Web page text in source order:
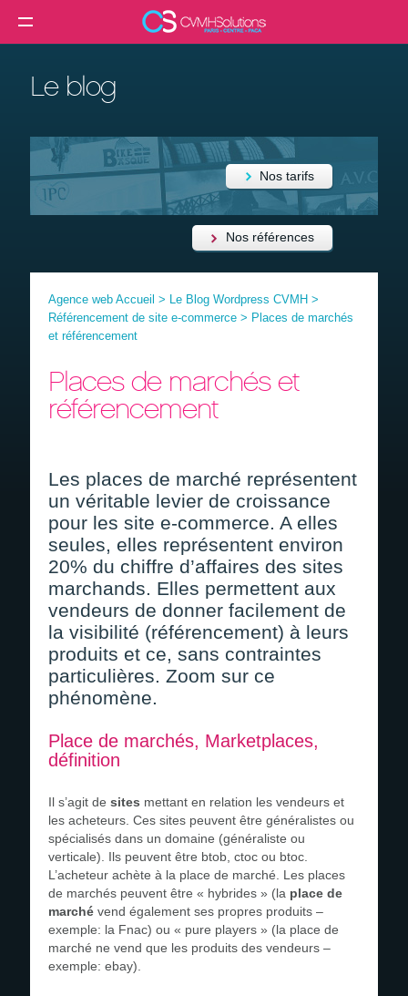
MENU
Créer un site internet
Création de site e-commerce
Création de site vitrine
Formation
Contact
Devis gratuit
Le blog
Nos tarifs
Nos références
Agence web Accueil > Le Blog Wordpress CVMH >
Référencement de site e-commerce > Places de marchés
et référencement
Places de marchés et
référencement
Les places de marché représentent
un véritable levier de croissance
pour les site e-commerce. A elles
seules, elles représentent environ
20% du chiffre d’affaires des sites
marchands. Elles permettent aux
vendeurs de donner facilement de
la visibilité (référencement) à leurs
produits et ce, sans contraintes
particulières. Zoom sur ce
phénomène.
Place de marchés, Marketplaces,
définition
Il s’agit de sites mettant en relation les vendeurs et
les acheteurs. Ces sites peuvent être généralistes ou
spécialisés dans un domaine (généraliste ou
verticale). Ils peuvent être btob, ctoc ou btoc.
L’acheteur achète à la place de marché. Les places
de marchés peuvent être « hybrides » (la place de
marché vend également ses propres produits –
exemple: la Fnac) ou « pure players » (la place de
marché ne vend que les produits des vendeurs –
exemple: ebay).